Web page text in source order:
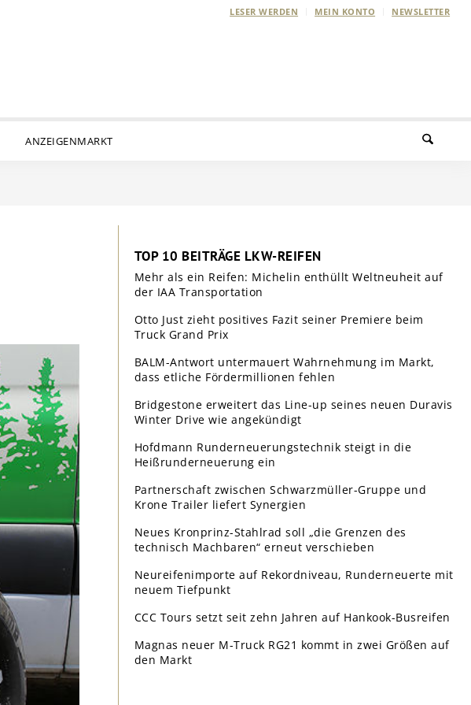
LESER WERDEN MEIN KONTO NEWSLETTER
ANZEIGENMARKT
TOP 10 BEITRÄGE LKW-REIFEN
Mehr als ein Reifen: Michelin enthüllt Weltneuheit auf
der IAA Transportation
Otto Just zieht positives Fazit seiner Premiere beim
Truck Grand Prix
BALM-Antwort untermauert Wahrnehmung im Markt,
dass etliche Fördermillionen fehlen
Bridgestone erweitert das Line-up seines neuen Duravis
Winter Drive wie angekündigt
Hofdmann Runderneuerungstechnik steigt in die
Heißrunderneuerung ein
Partnerschaft zwischen Schwarzmüller-Gruppe und
Krone Trailer liefert Synergien
Neues Kronprinz-Stahlrad soll „die Grenzen des
technisch Machbaren“ erneut verschieben
Neureifenimporte auf Rekordniveau, Runderneuerte mit
neuem Tiefpunkt
CCC Tours setzt seit zehn Jahren auf Hankook-Busreifen
Magnas neuer M-Truck RG21 kommt in zwei Größen auf
den Markt